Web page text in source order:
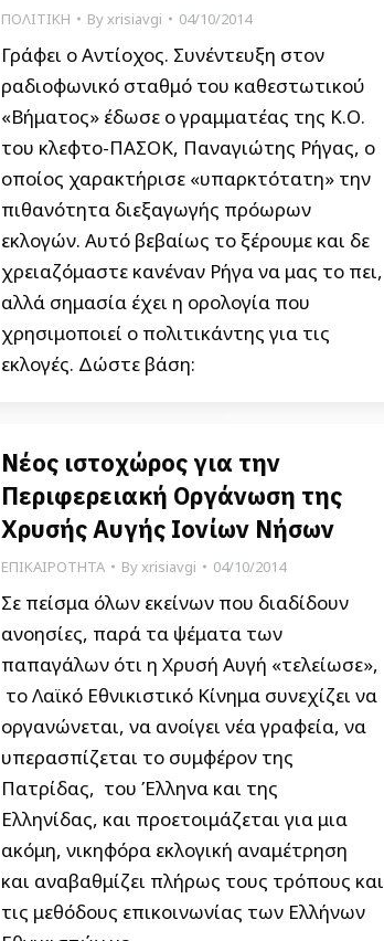
ΠΟΛΙΤΙΚΗ Byxrisiavgi 04/10/2014
Γράφει ο Αντίοχος. Συνέντευξη στον
ραδιοφωνικό σταθμό του καθεστωτικού
«Βήματος» έδωσε ο γραμματέας της Κ.Ο.
του κλεφτο-ΠΑΣΟΚ, Παναγιώτης Ρήγας, ο
οποίος χαρακτήρισε «υπαρκτότατη» την
πιθανότητα διεξαγωγής πρόωρων
εκλογών. Αυτό βεβαίως το ξέρουμε και δε
χρειαζόμαστε κανέναν Ρήγα να μας το πει,
αλλά σημασία έχει η ορολογία που
χρησιμοποιεί ο πολιτικάντης για τις
εκλογές. Δώστε βάση:
Νέος ιστοχώρος για την
Περιφερειακή Οργάνωση της
Χρυσής Αυγής Ιονίων Νήσων
ΕΠΙΚΑΙΡΟΤΗΤΑ Byxrisiavgi 04/10/2014
Σε πείσμα όλων εκείνων που διαδίδουν
ανοησίες, παρά τα ψέματα των
παπαγάλων ότι η Χρυσή Αυγή «τελείωσε»,
το Λαϊκό Εθνικιστικό Κίνημα συνεχίζει να
οργανώνεται, να ανοίγει νέα γραφεία, να
υπερασπίζεται το συμφέρον της
Πατρίδας, του Έλληνα και της
Ελληνίδας, και προετοιμάζεται για μια
ακόμη, νικηφόρα εκλογική αναμέτρηση
και αναβαθμίζει πλήρως τους τρόπους και
τις μεθόδους επικοινωνίας των Ελλήνων